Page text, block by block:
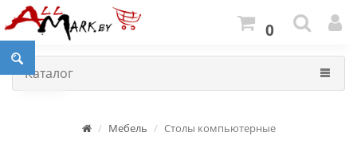
0
Каталог
Мебель Столы компьютерные